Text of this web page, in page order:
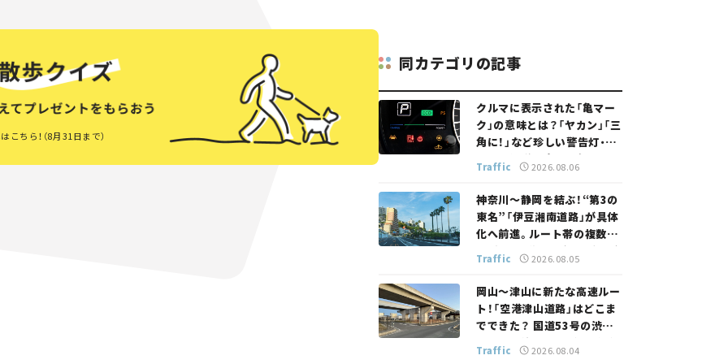
こちら！（8月31日まで）
同カテゴリの記事
クルマに表示された「亀マー
ク」の意味とは？「ヤカン」「三
角に！」など珍しい警告灯・表
示灯を解説。 意外と便利なマ
ークも【クルマの知識】
Traffic 2026.08.06
神奈川～静岡を結ぶ！“第3の
東名”「伊豆湘南道路」が具体
化へ前進。ルート帯の複数案
検討へ。熱海まで信号ゼロが
実現？ 【いま気になる道路計
画】
Traffic 2026.08.05
岡山～津山に新たな高速ルー
ト！「空港津山道路」はどこま
でできた？ 国道53号の渋滞
緩和に期待。岡山市側でも動
きが【いま気になる道路計画】
Traffic 2026.08.04